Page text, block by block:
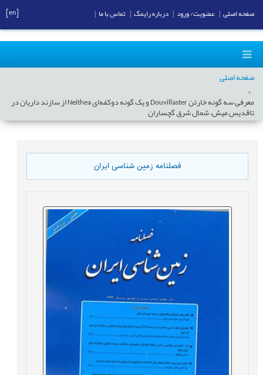
صفحه اصلی
معرفی سه گونه خارتن Douvillaster و یک گونه دوکفه‌ای Neithea از سازند داریان در
تاقدیس میش، شمال شرق گچساران
فصلنامه زمین شناسی ایران
صفحه اصلی عضویت/ ورود درباره رایمگ تماس با ما